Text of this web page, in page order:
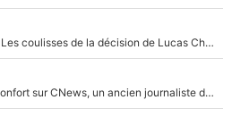
«Il a décidé de rester au PSG» : Les coulisses de la décision de Lucas Chevalier pour son transfert
Après le dérapage de Nelson Monfort sur CNews, un ancien journaliste de France Télévisions relance la polémique sur les incendies en Gironde